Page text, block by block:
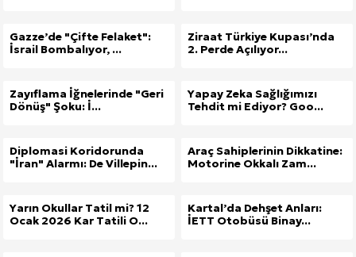
Gazze’de "Çifte Felaket":
İsrail Bombalıyor, ...
Ziraat Türkiye Kupası’nda
2. Perde Açılıyor...
Zayıflama İğnelerinde "Geri
Dönüş" Şoku: İ...
Yapay Zeka Sağlığımızı
Tehdit mi Ediyor? Goo...
Diplomasi Koridorunda
"İran" Alarmı: De Villepin...
Araç Sahiplerinin Dikkatine:
Motorine Okkalı Zam...
Yarın Okullar Tatil mi? 12
Ocak 2026 Kar Tatili O...
Kartal’da Dehşet Anları:
İETT Otobüsü Binay...